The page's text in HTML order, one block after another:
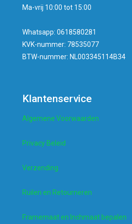
Ma-vrij 10:00 tot 15:00
Whatsapp: 0618580281
KVK-nummer: 78535077
BTW-nummer: NL003345114B34
Klantenservice
Algemene Voorwaarden
Privacy Beleid
Verzending
Ruilen en Retourneren
Framemaat en Inchmaat bepalen